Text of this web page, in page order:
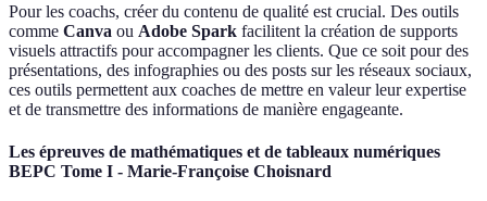
Pour les coachs, créer du contenu de qualité est crucial. Des outils
comme Canva ou Adobe Spark facilitent la création de supports
visuels attractifs pour accompagner les clients. Que ce soit pour des
présentations, des infographies ou des posts sur les réseaux sociaux,
ces outils permettent aux coaches de mettre en valeur leur expertise
et de transmettre des informations de manière engageante.
Les épreuves de mathématiques et de tableaux numériques
BEPC Tome I - Marie-Françoise Choisnard